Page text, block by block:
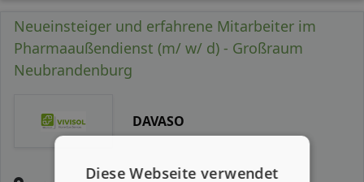
Neueinsteiger und erfahrene Mitarbeiter im
Pharmaaußendienst (m/ w/ d) - Großraum
Neubrandenburg
DAVASO
Diese Webseite verwendet